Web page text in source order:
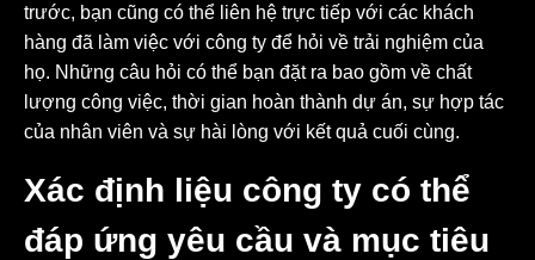
trước, bạn cũng có thể liên hệ trực tiếp với các khách
hàng đã làm việc với công ty để hỏi về trải nghiệm của
họ. Những câu hỏi có thể bạn đặt ra bao gồm về chất
lượng công việc, thời gian hoàn thành dự án, sự hợp tác
của nhân viên và sự hài lòng với kết quả cuối cùng.
Xác định liệu công ty có thể
đáp ứng yêu cầu và mục tiêu